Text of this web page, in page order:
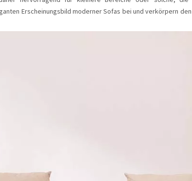
Erscheinungsbild moderner Sofas bei und verkörpern